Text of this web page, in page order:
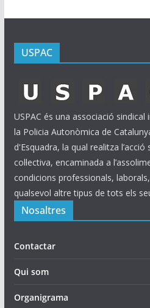
USPAC
USPAC és una associació
la Policia Autonòmica de
d'Esquadra, la qual realitza l’acció
col·lectiva, encaminada a
condicions professionals,
qualsevol altre tipus de tots els
Nosaltres
Contactar
Qui som
Organigrama